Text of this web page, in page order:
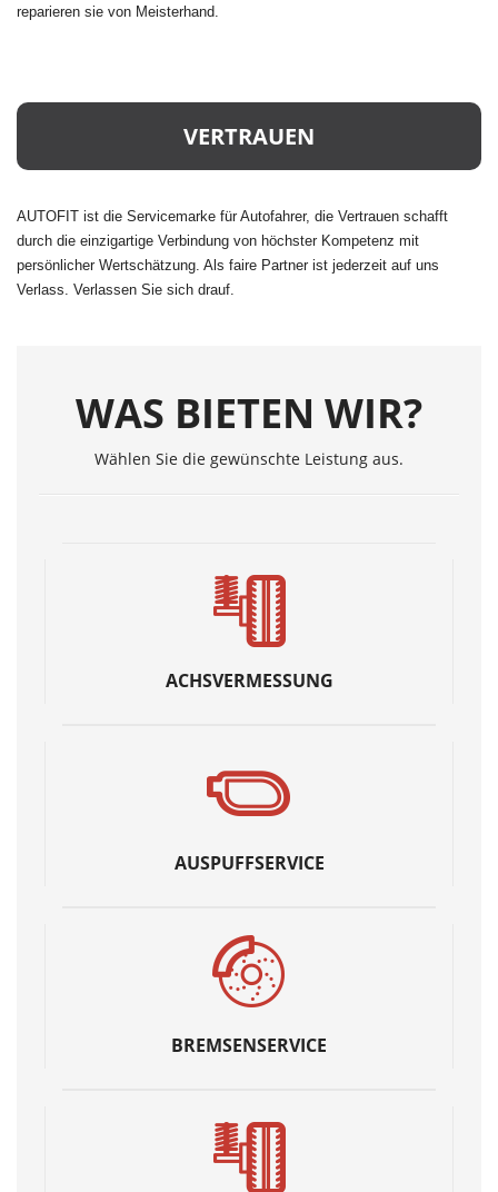
reparieren sie von Meisterhand.
VERTRAUEN
AUTOFIT ist die Servicemarke für Autofahrer, die Vertrauen schafft
durch die einzigartige Verbindung von höchster Kompetenz mit
persönlicher Wertschätzung. Als faire Partner ist jederzeit auf uns
Verlass. Verlassen Sie sich drauf.
WAS BIETEN WIR?
Wählen Sie die gewünschte Leistung aus.
ACHSVERMESSUNG
AUSPUFFSERVICE
BREMSENSERVICE